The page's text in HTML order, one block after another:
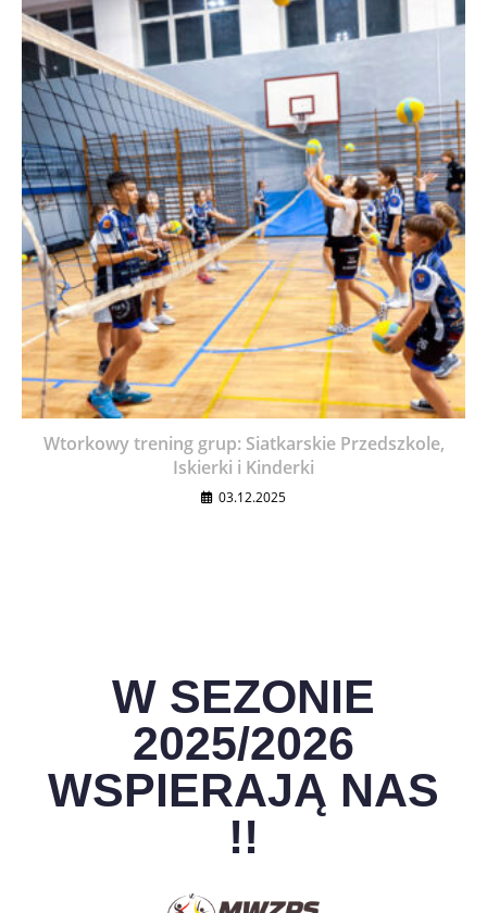
Wtorkowy trening grup: Siatkarskie Przedszkole,
Iskierki i Kinderki
03.12.2025
W SEZONIE
2025/2026
WSPIERAJĄ NAS
!!